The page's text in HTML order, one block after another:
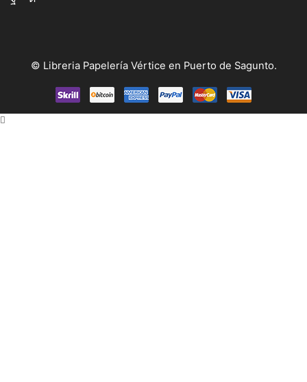
Facebook
Instagram
© Libreria Papelería Vértice en Puerto de Sagunto.